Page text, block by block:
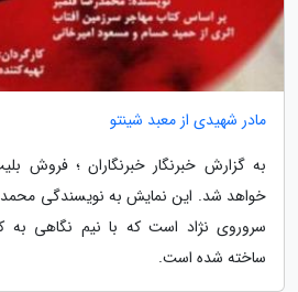
مادر شهیدی از معبد شینتو
به گزارش خبرنگار خبرنگاران ؛ فروش
خواهد شد. این نمایش به نویسندگی
سروروی نژاد است که با نیم نگاهی به
ساخته شده است.